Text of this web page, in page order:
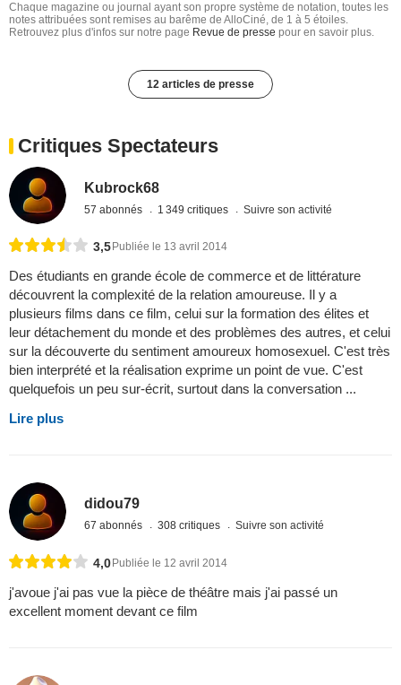
Chaque magazine ou journal ayant son propre système de notation, toutes les
notes attribuées sont remises au barême de AlloCiné, de 1 à 5 étoiles.
Retrouvez plus d'infos sur notre page Revue de presse pour en savoir plus.
12 articles de presse
Critiques Spectateurs
Kubrock68
57 abonnés 1 349 critiques Suivre son activité
3,5 Publiée le 13 avril 2014
Des étudiants en grande école de commerce et de littérature
découvrent la complexité de la relation amoureuse. Il y a
plusieurs films dans ce film, celui sur la formation des élites et
leur détachement du monde et des problèmes des autres, et celui
sur la découverte du sentiment amoureux homosexuel. C'est très
bien interprété et la réalisation exprime un point de vue. C'est
quelquefois un peu sur-écrit, surtout dans la conversation ...
Lire plus
didou79
67 abonnés 308 critiques Suivre son activité
4,0Publiée le 12 avril 2014
j'avoue j'ai pas vue la pièce de théâtre mais j'ai passé un
excellent moment devant ce film